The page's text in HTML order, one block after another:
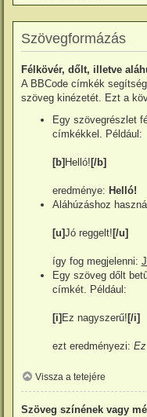
Szövegformázás
Félkövér, dőlt, illetve
A BBCode címkék
szöveg kinézetét. Ezt a
Egy szövegrészlet
címkékkel. Például:
[b] Helló! [/b]
eredménye: Helló!
Aláhúzáshoz
[u]Jó reggelt! [/u]
így fog megjelenni:
Egy szöveg dőlt
címkét. Például:
[i] Ez nagyszerű! [/i]
ezt eredményezi:
Vissza a tetejére
Szöveg színének vagy